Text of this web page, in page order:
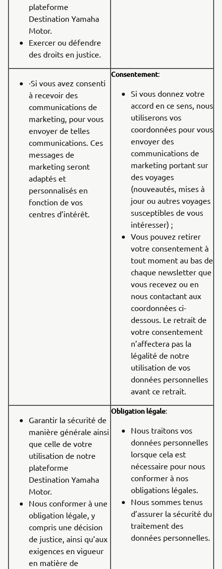
plateforme
Destination Yamaha
Motor.
Exercer ou défendre
des droits en justice.
·Si vous avez consenti
à recevoir des
communications de
marketing, pour vous
envoyer de telles
communications. Ces
messages de
marketing seront
adaptés et
personnalisés en
fonction de vos
centres d’intérêt.
Consentement:
Si vous donnez votre
accord en ce sens, nous
utiliserons vos
coordonnées pour vous
envoyer des
communications de
marketing portant sur
des voyages
(nouveautés, mises à
jour ou autres voyages
susceptibles de vous
intéresser) ;
Vous pouvez retirer
votre consentement à
tout moment au bas de
chaque newsletter que
vous recevez ou en
nous contactant aux
coordonnées ci-
dessous. Le retrait de
votre consentement
n’affectera pas la
légalité de notre
utilisation de vos
données personnelles
avant ce retrait.
Garantir la sécurité de
manière générale ainsi
que celle de votre
utilisation de notre
plateforme
Destination Yamaha
Motor.
Nous conformer à une
obligation légale, y
compris une décision
de justice, ainsi qu’aux
exigences en vigueur
en matière de
Obligation légale:
Nous traitons vos
données personnelles
lorsque cela est
nécessaire pour nous
conformer à nos
obligations légales.
Nous sommes tenus
d’assurer la sécurité du
traitement des
données personnelles.